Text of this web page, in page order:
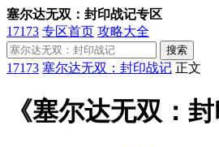
塞尔达无双：封印战记专区
17173 专区首页 攻略大全
搜索
17173 塞尔达无双：封印战记 正文
《塞尔达无双：